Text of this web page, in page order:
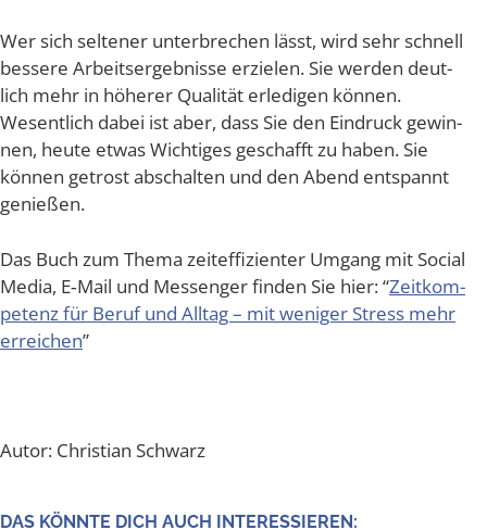
Wer sich sel­te­ner unter­bre­chen lässt, wird sehr schnell
bes­se­re Arbeits­er­geb­nis­se erzie­len. Sie wer­den deut­
lich mehr in höhe­rer Qua­li­tät erle­di­gen kön­nen.
Wesent­lich dabei ist aber, dass Sie den Ein­druck gewin­
nen, heu­te etwas Wich­ti­ges geschafft zu haben. Sie
kön­nen getrost abschal­ten und den Abend ent­spannt
genießen.
Das Buch zum The­ma zeit­ef­fi­zi­en­ter Umgang mit Social
Media, E‑Mail und Mes­sen­ger fin­den Sie hier: “Zeit­kom­
pe­tenz für Beruf und All­tag – mit weni­ger Stress mehr
errei­chen”
Autor: Chris­ti­an Schwarz
DAS KÖNN­TE DICH AUCH INTERESSIEREN: